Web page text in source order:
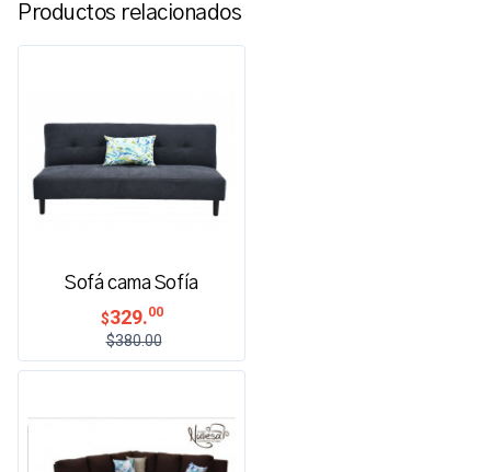
Productos relacionados
Sofá cama Sofía
$329.00
$380.00